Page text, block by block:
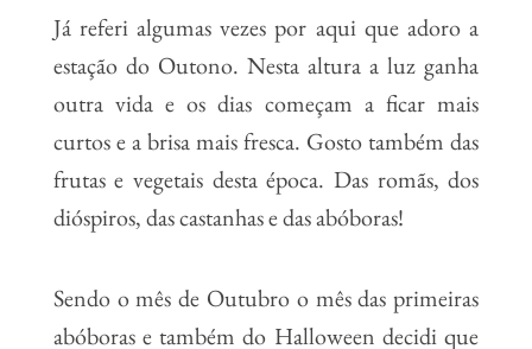
Já referi algumas vezes por aqui que adoro a
estação do Outono. Nesta altura a luz ganha
outra vida e os dias começam a ficar mais
curtos e a brisa mais fresca. Gosto também das
frutas e vegetais desta época. Das romãs, dos
dióspiros, das castanhas e das abóboras!
Sendo o mês de Outubro o mês das primeiras
abóboras e também do Halloween decidi que